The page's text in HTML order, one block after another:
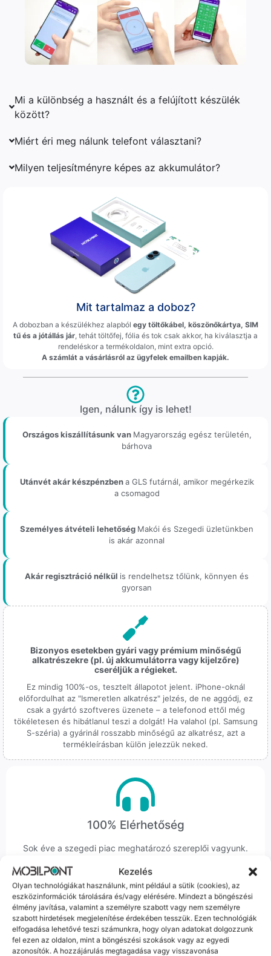
Kezelés
Olyan technológiákat használunk, mint például a sütik (cookies), az
eszközinformációk tárolására és/vagy elérésére. Mindezt a böngészési
élmény javítása, valamint a személyre szabott vagy nem személyre
szabott hirdetések megjelenítése érdekében tesszük. Ezen technológiák
elfogadása lehetővé teszi számunkra, hogy olyan adatokat dolgozzunk
fel ezen az oldalon, mint a böngészési szokások vagy az egyedi
azonosítók. A hozzájárulás megtagadása vagy visszavonása
Mi a különbség a használt és a felújított készülék
között?
Miért éri meg nálunk telefont választani?
Milyen teljesítményre képes az akkumulátor?
Mit tartalmaz a doboz?
A dobozban a készülékhez alapból egy töltőkábel, köszönőkártya, SIM
tű és a jótállás jár, tehát töltőfej, fólia és tok csak akkor, ha kiválasztja a
rendeléskor a termékoldalon, mint extra opció.
A számlát a vásárlásról az ügyfelek emailben kapják.
Igen, nálunk így is lehet!
Országos kiszállításunk van Magyarország egész területén,
bárhova
Utánvét akár készpénzbena GLS futárnál, amikor megérkezik
a csomagod
Személyes átvételi lehetőség Makói és Szegedi üzletünkben
is akár azonnal
Akár regisztráció nélkül is rendelhetsz tőlünk, könnyen és
gyorsan
Bizonyos esetekben gyári vagy prémium minőségű
alkatrészekre (pl. új akkumulátorra vagy kijelzőre)
cseréljük a régieket.
Ez mindig 100%-os, tesztelt állapotot jelent. iPhone-oknál
előfordulhat az "Ismeretlen alkatrész" jelzés, de ne aggódj, ez
csak a gyártó szoftveres üzenete – a telefonod ettől még
tökéletesen és hibátlanul teszi a dolgát! Ha valahol (pl. Samsung
S-széria) a gyárinál rosszabb minőségű az alkatrész, azt a
termékleírásban külön jelezzük neked.
100% Elérhetőség
Sok éve a szegedi piac meghatározó szereplői vagyunk.
ember veszi fel a telefont, és személyesen is megtalálsz
minket Szegeden.